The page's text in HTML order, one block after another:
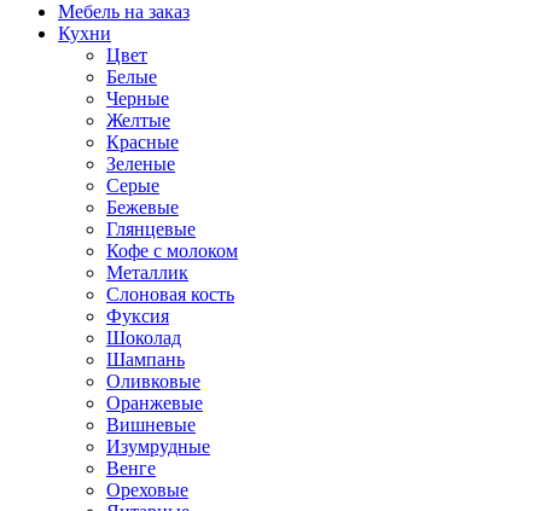
Мебель на заказ
Кухни
Цвет
Белые
Черные
Желтые
Красные
Зеленые
Серые
Бежевые
Глянцевые
Кофе с молоком
Металлик
Слоновая кость
Фуксия
Шоколад
Шампань
Оливковые
Оранжевые
Вишневые
Изумрудные
Венге
Ореховые